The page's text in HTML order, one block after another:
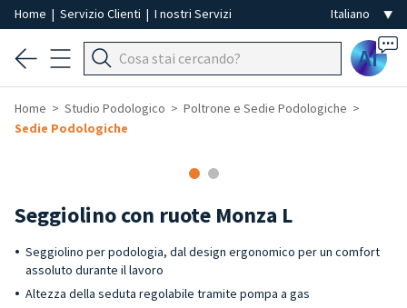
Home | Servizio Clienti | I nostri Servizi
Ai
Home Studio Podologico
Poltrone e Sedie Podologiche
Sedie Podologiche
Seggiolino con ruote Monza L
Seggiolino per podologia, dal design ergonomico per un comfort
assoluto durante il lavoro
Altezza della seduta regolabile tramite pompa a gas